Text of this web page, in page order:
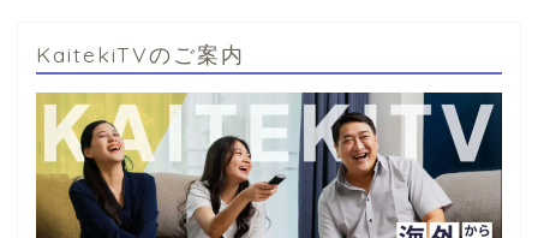
KaitekiTVのご案内